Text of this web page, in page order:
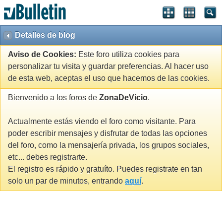
Detalles de blog
Aviso de Cookies: Este foro utiliza cookies para
personalizar tu visita y guardar preferencias. Al hacer uso
de esta web, aceptas el uso que hacemos de las cookies.
Bienvenido a los foros de ZonaDeVicio.
Actualmente estás viendo el foro como visitante. Para
poder escribir mensajes y disfrutar de todas las opciones
del foro, como la mensajería privada, los grupos sociales,
etc... debes registrarte.
El registro es rápido y gratuíto. Puedes registrate en tan
solo un par de minutos, entrando aquí.